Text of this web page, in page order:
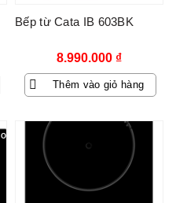
Bếp từ Cata IB 603BK
8.990.000 ₫
Thêm vào giỏ hàng